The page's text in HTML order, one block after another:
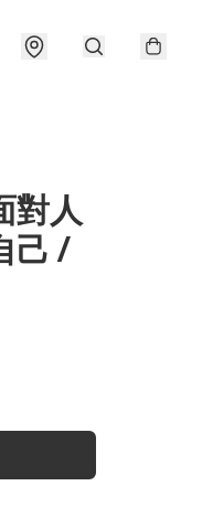
對人
己 /